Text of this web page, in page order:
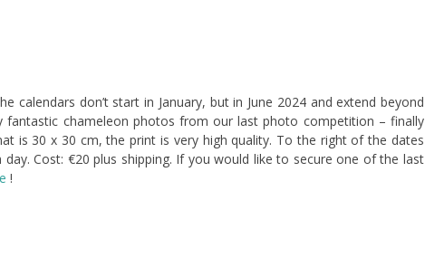
calendars don’t start in January, but in June 2024 and extend beyond
fantastic chameleon photos from our last photo competition – finally
is 30 x 30 cm, the print is very high quality. To the right of the dates
Cost: €20 plus shipping. If you would like to secure one of the last
!